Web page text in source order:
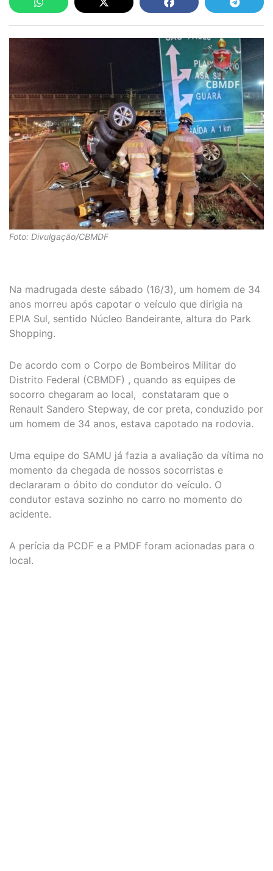
Foto: Divulgação/CBMDF
Na madrugada deste sábado (16/3), um homem de 34
anos morreu após capotar o veículo que dirigia na
EPIA Sul, sentido Núcleo Bandeirante, altura do Park
Shopping.
De acordo com o Corpo de Bombeiros Militar do
Distrito Federal (CBMDF) , quando as equipes de
socorro chegaram ao local, constataram que o
Renault Sandero Stepway, de cor preta, conduzido por
um homem de 34 anos, estava capotado na rodovia.
Uma equipe do SAMU já fazia a avaliação da vítima no
momento da chegada de nossos socorristas e
declararam o óbito do condutor do veículo. O
condutor estava sozinho no carro no momento do
acidente.
A perícia da PCDF e a PMDF foram acionadas para o
local.